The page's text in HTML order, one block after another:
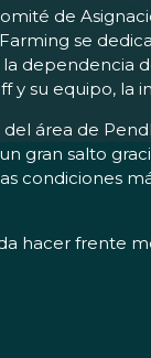
de
se
dependencia
y su equipo,
área de
gran salto
condiciones
hacer frente